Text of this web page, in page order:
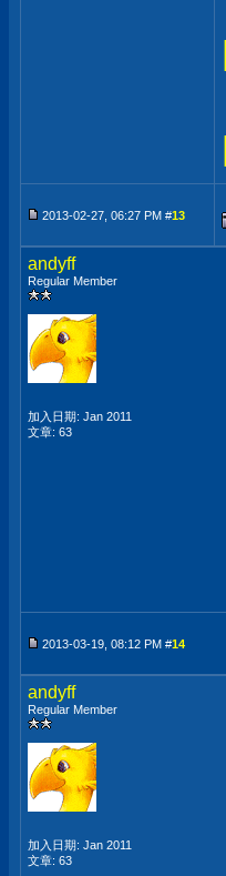
2013-02-27, 06:27 PM #13
andyff
Regular Member
加入日期: Jan 2011
文章: 63
2013-03-19, 08:12 PM #14
andyff
Regular Member
加入日期: Jan 2011
文章: 63